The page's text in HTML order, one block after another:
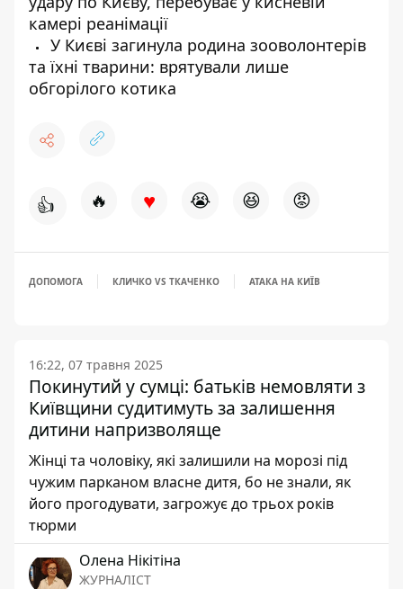
камері реанімації
У Києві загинула родина зооволонтерів
та їхні тварини: врятували лише
обгорілого котика
👍 🔥 ♥ 😭 😆 😡
ДОПОМОГА КЛИЧКО VS ТКАЧЕНКО АТАКА НА КИЇВ
16:22, 07 травня 2025
Покинутий у сумці: батьків немовляти з
Київщини судитимуть за залишення
дитини напризволяще
Жінці та чоловіку, які залишили на морозі під
чужим парканом власне дитя, бо не знали, як
його прогодувати, загрожує до трьох років
тюрми
Олена Нікітіна
ЖУРНАЛІСТ